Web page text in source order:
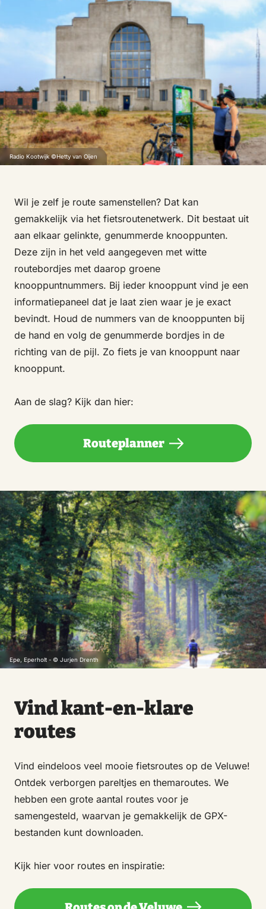
Radio Kootwijk ©Hetty van Oijen
Wil je zelf je route samenstellen? Dat kan
gemakkelijk via het fietsroutenetwerk. Dit bestaat uit
aan elkaar gelinkte, genummerde knooppunten.
Deze zijn in het veld aangegeven met witte
routebordjes met daarop groene
knooppuntnummers. Bij ieder knooppunt vind je een
informatiepaneel dat je laat zien waar je je exact
bevindt. Houd de nummers van de knooppunten bij
de hand en volg de genummerde bordjes in de
richting van de pijl. Zo fiets je van knooppunt naar
knooppunt.
Aan de slag? Kijk dan hier:
Routeplanner
Epe, Eperholt - © Jurjen Drenth
Vind kant-en-klare
routes
Vind eindeloos veel mooie fietsroutes op de Veluwe!
Ontdek verborgen pareltjes en themaroutes. We
hebben een grote aantal routes voor je
samengesteld, waarvan je gemakkelijk de GPX-
bestanden kunt downloaden.
Kijk hier voor routes en inspiratie: